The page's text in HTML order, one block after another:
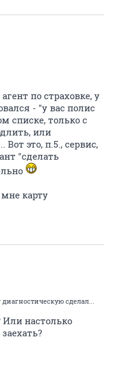
по страховке, у
- "у вас полис
списке, только с
или
Вот это, п.5., сервис,
"сделать
карту
сделал...
Или настолько